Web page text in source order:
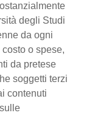
degli Studi
da ogni
o spese,
da pretese
soggetti terzi
contenuti